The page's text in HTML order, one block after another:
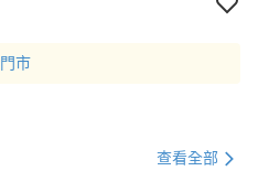
市
查看全部